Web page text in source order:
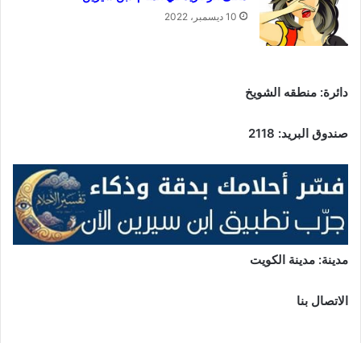
10 ديسمبر، 2022
دائرة: منطقه الشويخ
صندوق البريد: 2118
مدينة: مدينة الكويت
الاتصال بنا